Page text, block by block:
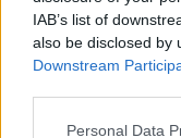
IAB’s list of
also be disclosed by
Downstream
Personal Data